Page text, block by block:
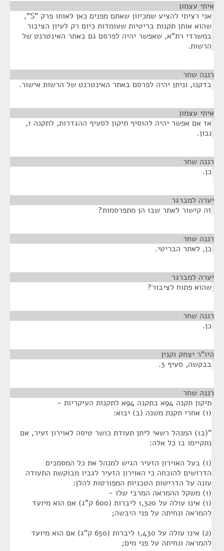
איתי עצמון
אני רציתי להציע שמכיוון שאתם מפנים כאן לאותו פרק "S",
שהוא אותן תקנות בריטיות שעומדות כיום רק לעיון הציבור
במשרדי רת"א, שאפשר יהיה לפרסם גם באתר האינטרנט של
הרשות.
רננה שחר
בדקנו, וניתן יהיה לפרסם באתר האינטרנט של הרשות אישור.
איתי עצמון
אז אם אפשר יהיה להוסיף תיקון לסעיף ההגדרות, לתקנה 1,
נכון.
רננה שחר
כן.
יערה למברגר
זה קישור לאתר שבו הן מתפרסמות?
רננה שחר
כן, לאתר הבריטי.
יערה למברגר
שהוא פתוח לציבור?
רננה שחר
כן.
היו"ר יצחק וקנין
בבקשה, סעיף 3.
רננה שחר
תיקון תקנה 94א בתקנה 94א לתקנות העיקריות -
(1) אחרי תקנת משנה (ב) יבוא:
"(ב1) המנהל רשאי ליתן תעודת כושר טיסה לאוירון זעיר, אם
נתקיימו בו כל אלה:
(1) בעל האוירון הזעיר הגיש למנהל את כל המסמכים
הדרושים להוכחה כי האוירון הזעיר לגביו מבוקשת התעודה
עונה על הדרישות הטכניות המפורטות להלן:
(1) משקל ההמראה המרבי שלו -
(1) אינו עולה על 1,320 ליברות (600 ק"ג) אם הוא מיועד
להמראה ונחיתה על פני היבשה;
(2) אינו עולה על 1,430 ליברות (650 ק"ג) אם הוא מיועד
להמראה ונחיתה על פני מים;